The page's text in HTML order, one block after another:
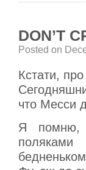
DON’T
Posted on
Кстати,
что Месси
Я помню,